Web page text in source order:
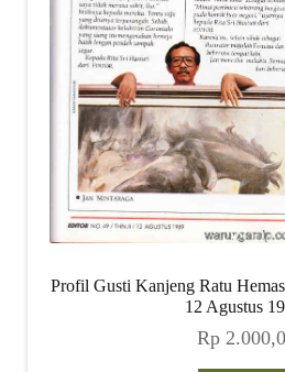
Profil Gusti Kanjeng Ratu
12 Agustus
Rp